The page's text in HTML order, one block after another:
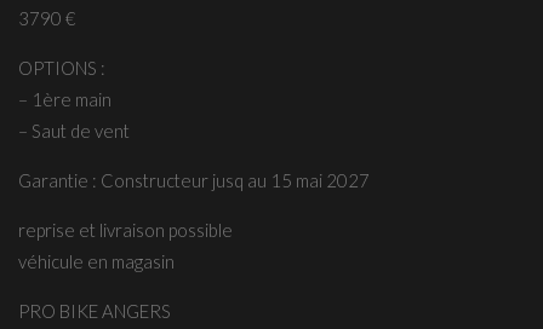
3790 €
OPTIONS :
– 1ère main
– Saut de vent
Garantie : Constructeur jusq au 15 mai 2027
reprise et livraison possible
véhicule en magasin
PRO BIKE ANGERS